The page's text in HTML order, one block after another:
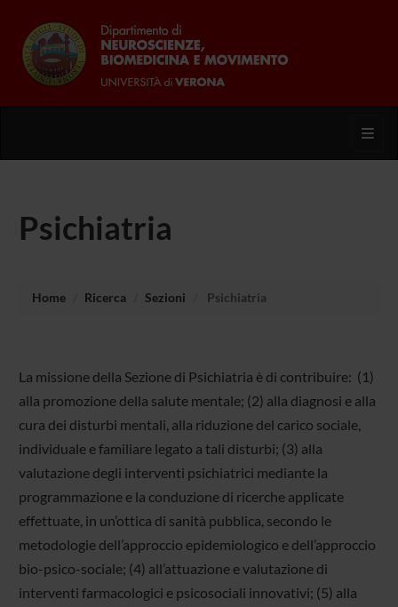
Psichiatria
Home Ricerca Sezioni Psichiatria
La missione della Sezione di Psichiatria è di contribuire: (1)
alla promozione della salute mentale; (2) alla diagnosi e alla
cura dei disturbi mentali, alla riduzione del carico sociale,
individuale e familiare legato a tali disturbi; (3) alla
valutazione degli interventi psichiatrici mediante la
programmazione e la conduzione di ricerche applicate
effettuate, in un’ottica di sanità pubblica, secondo le
metodologie dell’approccio epidemiologico e dell’approccio
bio-psico-sociale; (4) all’attuazione e valutazione di
interventi farmacologici e psicosociali innovativi; (5) alla